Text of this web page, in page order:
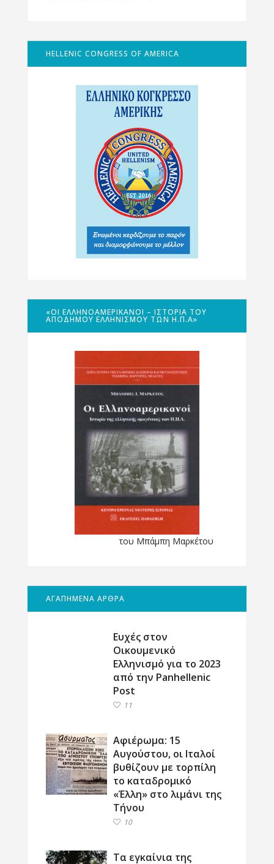
HELLENIC CONGRESS OF AMERICA
«ΟΙ ΕΛΛΗΝΟΑΜΕΡΙΚΑΝΟΊ – ΙΣΤΟΡΊΑ ΤΟΥ
ΑΠΌΔΗΜΟΥ ΕΛΛΗΝΙΣΜΟΎ ΤΩΝ Η.Π.Α»
του Μπάμπη Μαρκέτου
ΑΓΑΠΗΜΕΝΑ ΑΡΘΡΑ
Ευχές στον
Οικουμενικό
Ελληνισμό για το 2023
από την Panhellenic
Post
11
Αφιέρωμα: 15
Αυγούστου, οι Ιταλοί
βυθίζουν με τορπίλη
το καταδρομικό
«Έλλη» στο λιμάνι της
Τήνου
10
Τα εγκαίνια της